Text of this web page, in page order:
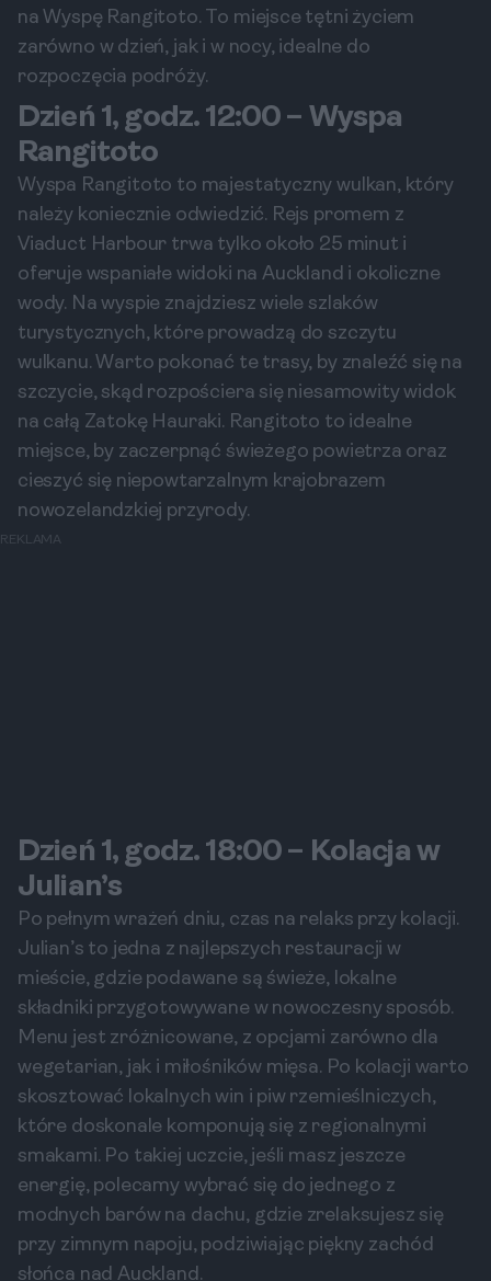
na Wyspę Rangitoto. To miejsce tętni życiem
zarówno w dzień, jak i w nocy, idealne do
rozpoczęcia podróży.
Dzień 1, godz. 12:00 – Wyspa
Rangitoto
Wyspa Rangitoto to majestatyczny wulkan, który
należy koniecznie odwiedzić. Rejs promem z
Viaduct Harbour trwa tylko około 25 minut i
oferuje wspaniałe widoki na Auckland i okoliczne
wody. Na wyspie znajdziesz wiele szlaków
turystycznych, które prowadzą do szczytu
wulkanu. Warto pokonać te trasy, by znaleźć się na
szczycie, skąd rozpościera się niesamowity widok
na całą Zatokę Hauraki. Rangitoto to idealne
miejsce, by zaczerpnąć świeżego powietrza oraz
cieszyć się niepowtarzalnym krajobrazem
nowozelandzkiej przyrody.
REKLAMA
Dzień 1, godz. 18:00 – Kolacja w
Julian’s
Po pełnym wrażeń dniu, czas na relaks przy kolacji.
Julian’s to jedna z najlepszych restauracji w
mieście, gdzie podawane są świeże, lokalne
składniki przygotowywane w nowoczesny sposób.
Menu jest zróżnicowane, z opcjami zarówno dla
wegetarian, jak i miłośników mięsa. Po kolacji warto
skosztować lokalnych win i piw rzemieślniczych,
które doskonale komponują się z regionalnymi
smakami. Po takiej uczcie, jeśli masz jeszcze
energię, polecamy wybrać się do jednego z
modnych barów na dachu, gdzie zrelaksujesz się
przy zimnym napoju, podziwiając piękny zachód
słońca nad Auckland.